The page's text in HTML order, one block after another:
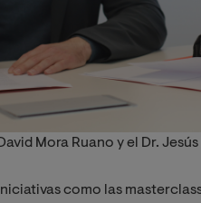
Mora Ruano y el Dr.
como las